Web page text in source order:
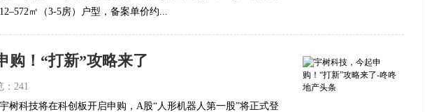
㎡（3-5房）户型，备案单价约...
购！“打新”攻略来了
：241
树科技将在科创板开启申购，A股“人形机器人第一股”将正式登